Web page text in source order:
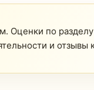
Оценки по
и отзывы